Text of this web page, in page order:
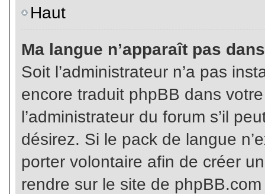
Haut
Ma langue n’apparaît pas
Soit l’administrateur n’a pas
encore traduit phpBB dans
l’administrateur du forum s’il
désirez. Si le pack de langue
porter volontaire afin de créer
rendre sur le site de